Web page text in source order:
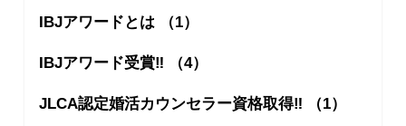
IBJアワードとは （1）
IBJアワード受賞‼︎ （4）
JLCA認定婚活カウンセラー資格取得‼︎ （1）